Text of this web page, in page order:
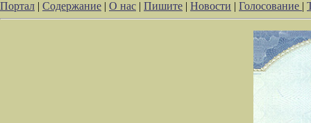
Портал | Содержание | О нас | Пишите | Новости | Голосование |